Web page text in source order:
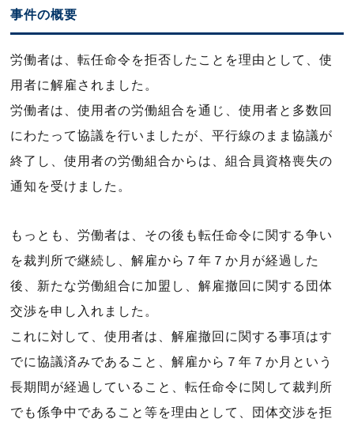
事件の概要
労働者は、転任命令を拒否したことを理由として、使
用者に解雇されました。
労働者は、使用者の労働組合を通じ、使用者と多数回
にわたって協議を行いましたが、平行線のまま協議が
終了し、使用者の労働組合からは、組合員資格喪失の
通知を受けました。
もっとも、労働者は、その後も転任命令に関する争い
を裁判所で継続し、解雇から７年７か月が経過した
後、新たな労働組合に加盟し、解雇撤回に関する団体
交渉を申し入れました。
これに対して、使用者は、解雇撤回に関する事項はす
でに協議済みであること、解雇から７年７か月という
長期間が経過していること、転任命令に関して裁判所
でも係争中であること等を理由として、団体交渉を拒